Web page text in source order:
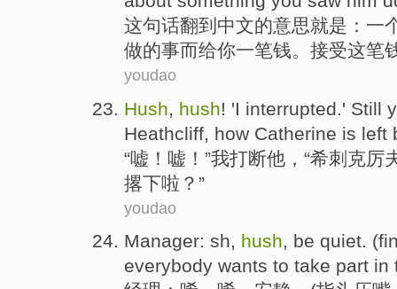
这句话翻到 中文的意思就是： 一
做的事而给你一笔钱。 接受这笔
youdao
Hush hush! 'I interrupted .' Still
Heathcliff how Catherine is left
“嘘 ！嘘！”我打断他 ，“希刺克厉
撂下啦？”
youdao
Manager: sh, hush, be quiet. (
everybody wants to take part in